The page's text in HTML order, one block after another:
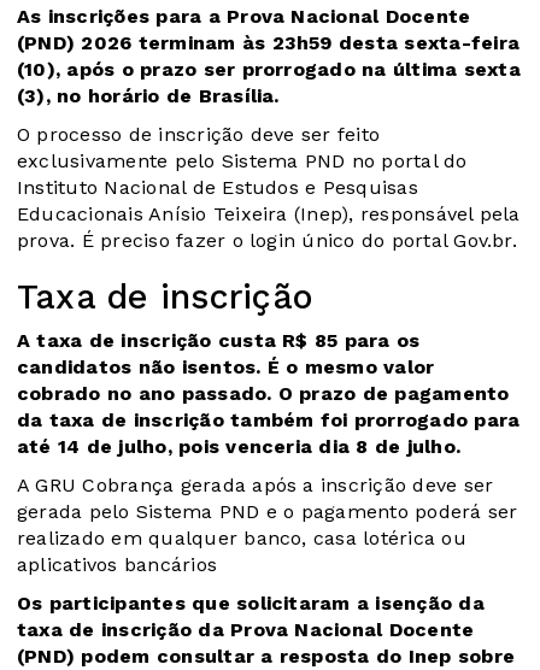
As inscrições para a Prova Nacional Docente
(PND) 2026 terminam às 23h59 desta sexta-feira
(10), após o prazo ser prorrogado na última sexta
(3), no horário de Brasília.
O processo de inscrição deve ser feito
exclusivamente pelo Sistema PND no portal do
Instituto Nacional de Estudos e Pesquisas
Educacionais Anísio Teixeira (Inep), responsável pela
prova. É preciso fazer o login único do portal Gov.br.
Taxa de inscrição
A taxa de inscrição custa R$ 85 para os
candidatos não isentos. É o mesmo valor
cobrado no ano passado. O prazo de pagamento
da taxa de inscrição também foi prorrogado para
até 14 de julho, pois venceria dia 8 de julho.
A GRU Cobrança gerada após a inscrição deve ser
gerada pelo Sistema PND e o pagamento poderá ser
realizado em qualquer banco, casa lotérica ou
aplicativos bancários
Os participantes que solicitaram a isenção da
taxa de inscrição da Prova Nacional Docente
(PND) podem consultar a resposta do Inep sobre